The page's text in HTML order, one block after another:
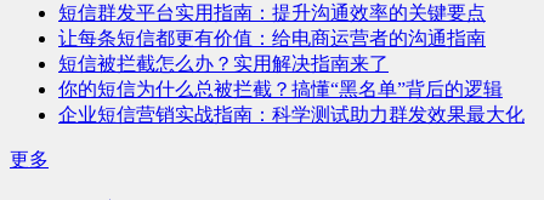
短信群发平台实用指南：提升沟通效率的关键要点
让每条短信都更有价值：给电商运营者的沟通指南
短信被拦截怎么办？实用解决指南来了
你的短信为什么总被拦截？搞懂“黑名单”背后的逻辑
企业短信营销实战指南：科学测试助力群发效果最大化
更多